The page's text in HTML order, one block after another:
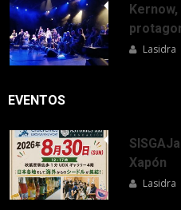
Lasidra
EVENTOS
Xapón
Lasidra